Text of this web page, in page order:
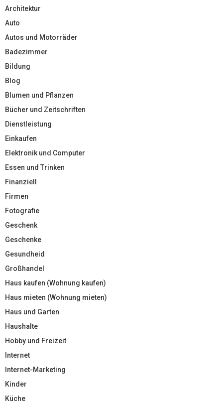
Architektur
Auto
Autos und Motorräder
Badezimmer
Bildung
Blog
Blumen und Pflanzen
Bücher und Zeitschriften
Dienstleistung
Einkaufen
Elektronik und Computer
Essen und Trinken
Finanziell
Firmen
Fotografie
Geschenk
Geschenke
Gesundheid
Großhandel
Haus kaufen (Wohnung kaufen)
Haus mieten (Wohnung mieten)
Haus und Garten
Haushalte
Hobby und Freizeit
Internet
Internet-Marketing
Kinder
Küche